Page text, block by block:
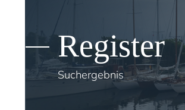
Register
Suchergebnis